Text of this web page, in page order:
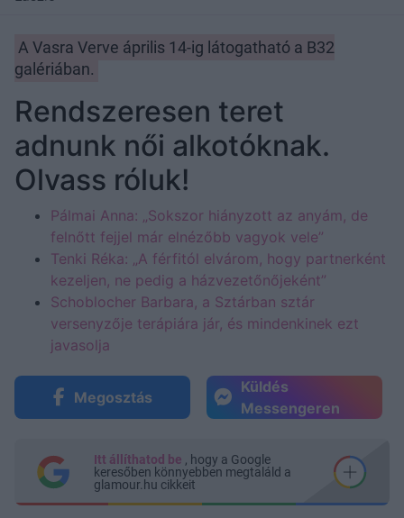
A Vasra Verve április 14-ig látogatható a B32
galériában.
Rendszeresen teret
adnunk női alkotóknak.
Olvass róluk!
Pálmai Anna: „Sokszor hiányzott az anyám, de
felnőtt fejjel már elnézőbb vagyok vele”
Tenki Réka: „A férfitól elvárom, hogy partnerként
kezeljen, ne pedig a házvezetőnőjeként”
Schoblocher Barbara, a Sztárban sztár
versenyzője terápiára jár, és mindenkinek ezt
javasolja
Megosztás
Küldés
Messengeren
Itt állíthatod be , hogy a Google
keresőben könnyebben megtaláld a
glamour.hu cikkeit